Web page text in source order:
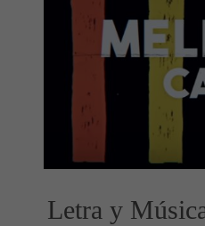
Letra y